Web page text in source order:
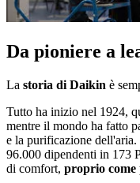
Da pioniere a
La storia di Daikin è
Tutto ha inizio nel 1924,
mentre il mondo ha fatto
e la purificazione dell'aria.
96.000 dipendenti in 173
di comfort, proprio come